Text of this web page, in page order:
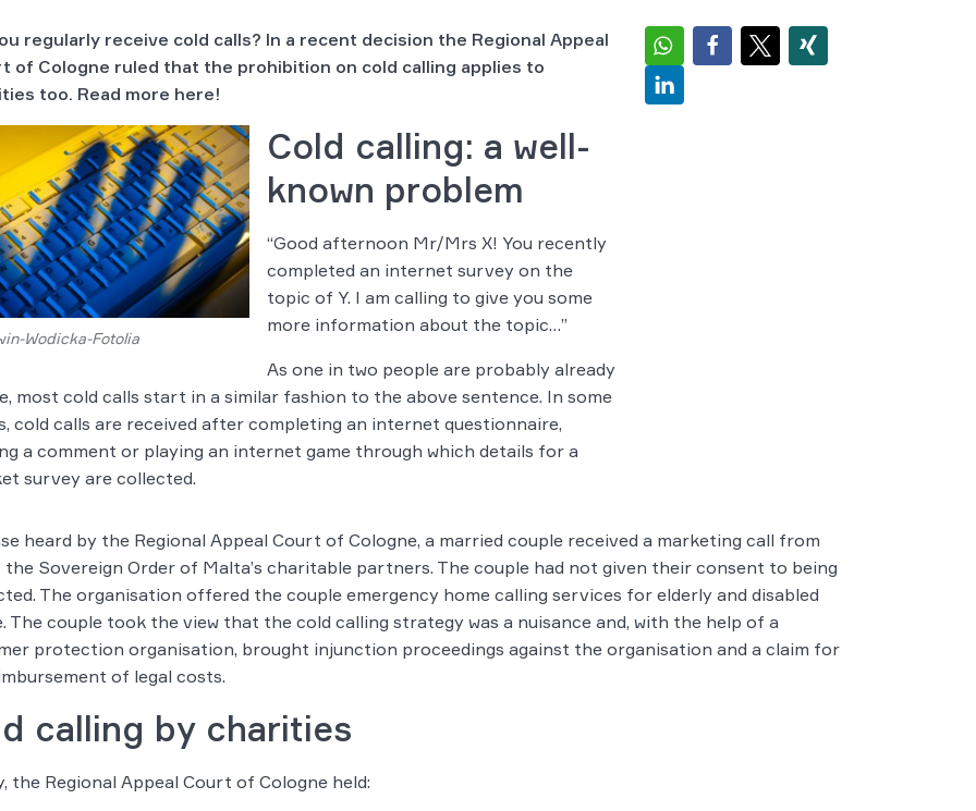
regularly receive cold calls? In a recent decision the Regional Appeal
of Cologne ruled that the prohibition on cold calling applies to
too. Read more here!
Wodicka-Fotolia
Cold calling: a well-
known problem
“Good afternoon Mr/Mrs X! You recently
completed an internet survey on the
topic of Y. I am calling to give you some
more information about the topic…”
As one in two people are probably already
most cold calls start in a similar fashion to the above sentence. In some
cold calls are received after completing an internet questionnaire,
a comment or playing an internet game through which details for a
survey are collected.
heard by the Regional Appeal Court of Cologne, a married couple received a marketing call from
Sovereign Order of Malta’s charitable partners. The couple had not given their consent to being
The organisation offered the couple emergency home calling services for elderly and disabled
The couple took the view that the cold calling strategy was a nuisance and, with the help of a
protection organisation, brought injunction proceedings against the organisation and a claim for
of legal costs.
calling by charities
the Regional Appeal Court of Cologne held: